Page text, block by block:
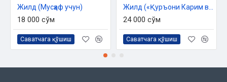
Жилд (Мусҳаф учун)
18 000 сўм
Саватчага қўшиш
24 000 сўм
Саватчага қўшиш